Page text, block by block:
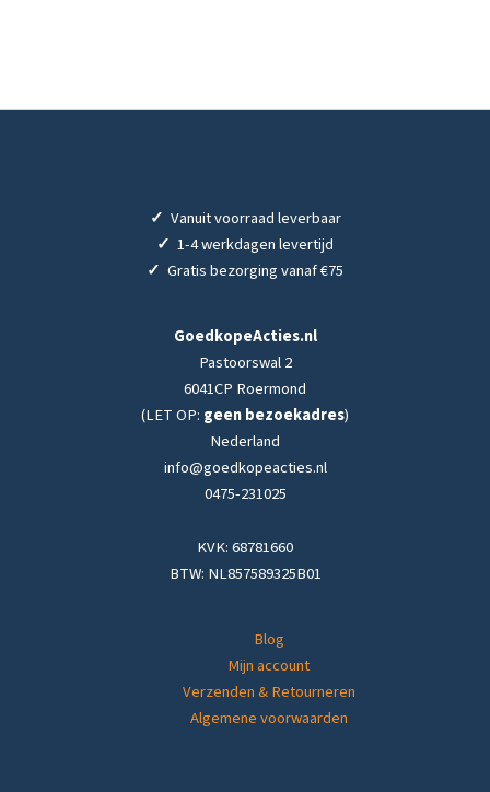
✓ Vanuit voorraad leverbaar
✓ 1-4 werkdagen levertijd
✓ Gratis bezorging vanaf €75
GoedkopeActies.nl
Pastoorswal 2
6041CP Roermond
(LET OP: geen bezoekadres)
Nederland
info@goedkopeacties.nl
0475-231025
KVK: 68781660
BTW: NL857589325B01
Blog
Mijn account
Verzenden & Retourneren
Algemene voorwaarden